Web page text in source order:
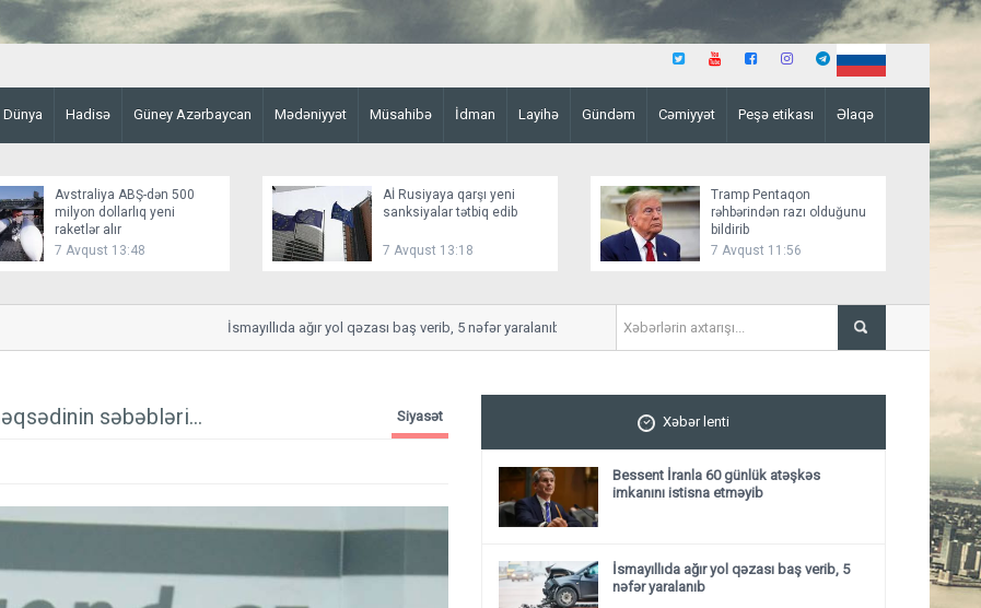
Dünya Hadisə Güney Azərbaycan Mədəniyyət Müsahibə İdman Layihə Gündəm Cəmiyyət Peşə etikası Əlaqə
Avstraliya ABŞ-dən 500
milyon dollarlıq yeni
raketlər alır
7 Avqust 13:48
Aİ Rusiyaya qarşı yeni
sanksiyalar tətbiq edib
7 Avqust 13:18
Tramp Pentaqon
rəhbərindən razı olduğunu
bildirib
7 Avqust 11:56
İsmayıllıda ağır yol qəzası baş verib, 5 nəfər yaralanıb
Mirziyoyev və Tramp
ediblər
səbəbləri... Siyasət Xəbər lenti
Bessent İranla 60 günlük atəşkəs
imkanını istisna etməyib
İsmayıllıda ağır yol qəzası baş verib, 5
nəfər yaralanıb